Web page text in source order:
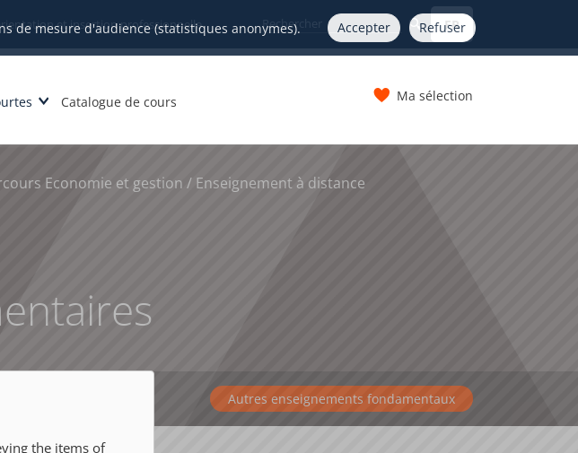
de mesure d'audience (statistiques anonymes). Accepter Refuser
et insertion professionnelle FR
Catalogue de cours Ma sélection
Economie et gestion / Enseignement à distance
Autres enseignements fondamentaux
the items of